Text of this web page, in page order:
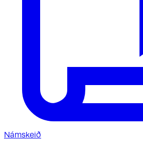
Námskeið